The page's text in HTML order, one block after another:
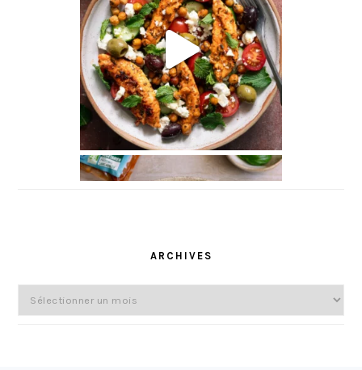
ARCHIVES
Archives